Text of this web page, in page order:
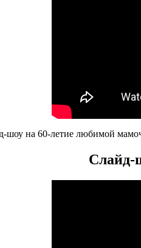
шоу на 60-летие любимой
Слайд-